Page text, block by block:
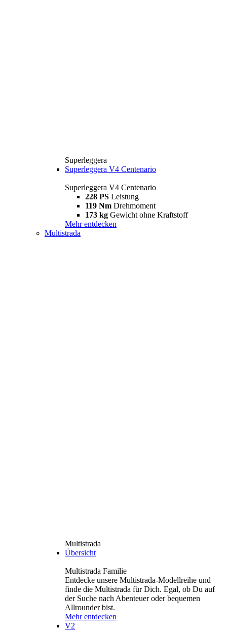
Superleggera
Superleggera V4 Centenario
Superleggera V4 Centenario
228 PS Leistung
119 Nm Drehmoment
173 kg Gewicht ohne Kraftstoff
Mehr entdecken
Multistrada
Multistrada
Übersicht
Multistrada Familie
Entdecke unsere Multistrada-Modellreihe und
finde die Multistrada für Dich. Egal, ob Du auf
der Suche nach Abenteuer oder bequemen
Allrounder bist.
Mehr entdecken
V2